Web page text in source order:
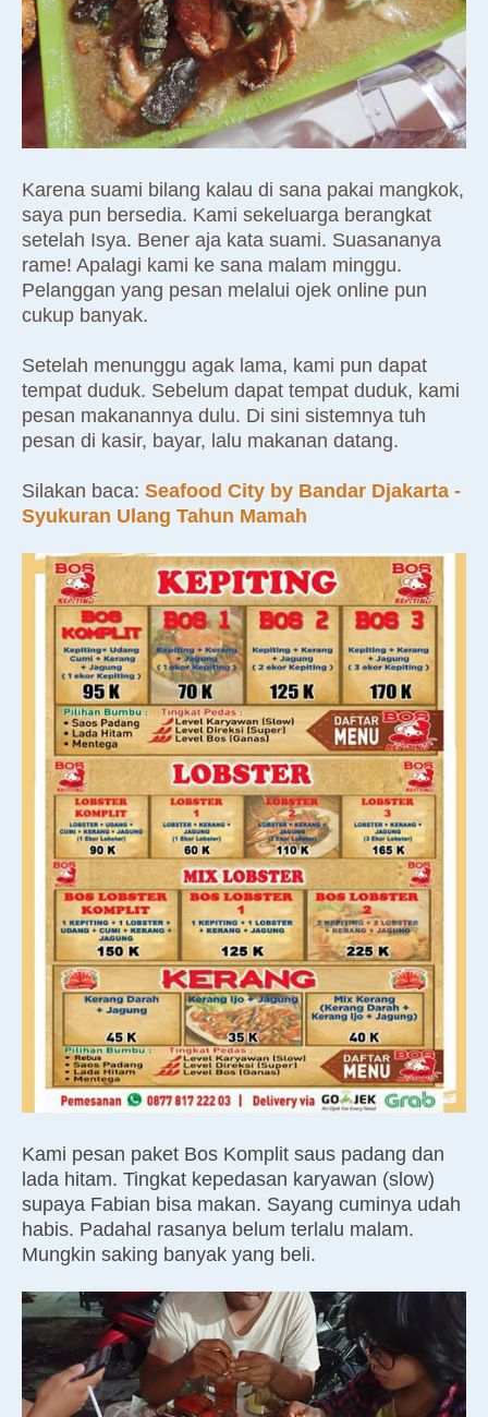
Karena suami bilang kalau di sana pakai mangkok,
saya pun bersedia. Kami sekeluarga berangkat
setelah Isya. Bener aja kata suami. Suasananya
rame! Apalagi kami ke sana malam minggu.
Pelanggan yang pesan melalui ojek online pun
cukup banyak.
Setelah menunggu agak lama, kami pun dapat
tempat duduk. Sebelum dapat tempat duduk, kami
pesan makanannya dulu. Di sini sistemnya tuh
pesan di kasir, bayar, lalu makanan datang.
Silakan baca: Seafood City by Bandar Djakarta -
Syukuran Ulang Tahun Mamah
Kami pesan paket Bos Komplit saus padang dan
lada hitam. Tingkat kepedasan karyawan (slow)
supaya Fabian bisa makan. Sayang cuminya udah
habis. Padahal rasanya belum terlalu malam.
Mungkin saking banyak yang beli.